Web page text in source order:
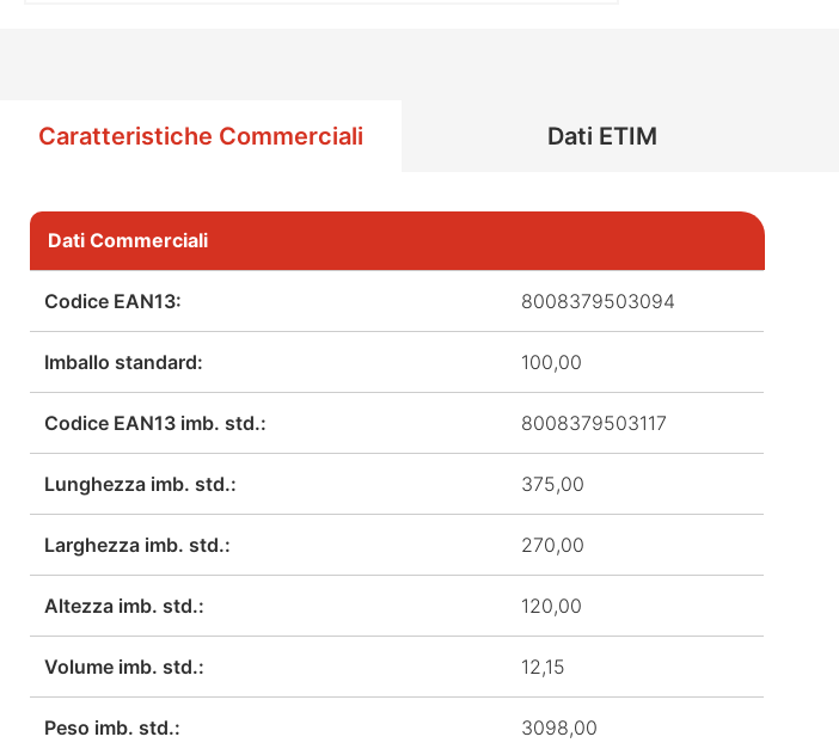
Caratteristiche Commerciali Dati ETIM
Dati Commerciali
Codice EAN13: 8008379503094
Imballo standard: 100,00
Codice EAN13 imb. std.: 8008379503117
Lunghezza imb. std.: 375,00
Larghezza imb. std.: 270,00
Altezza imb. std.: 120,00
Volume imb. std.: 12,15
Peso imb. std.: 3098,00